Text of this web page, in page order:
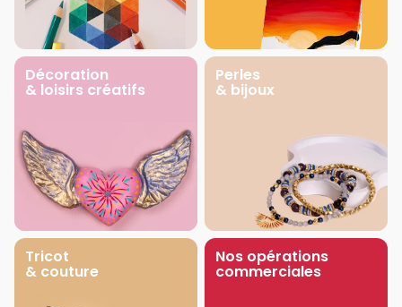
Décoration
& loisirs créatifs
Perles
& bijoux
Tricot
& couture
Nos opérations
commerciales